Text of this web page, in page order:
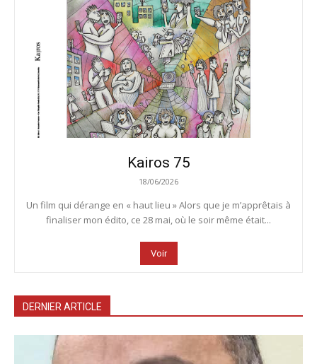
Kairos 75
18/06/2026
Un film qui dérange en « haut lieu » Alors que je m’apprêtais à
finaliser mon édito, ce 28 mai, où le soir même était...
Voir
DERNIER ARTICLE